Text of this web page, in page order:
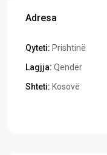
Adresa
Qyteti: Prishtinë
Lagjja: Qendër
Shteti: Kosovë